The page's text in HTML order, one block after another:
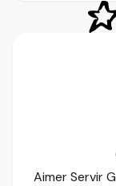
Aimer Servir